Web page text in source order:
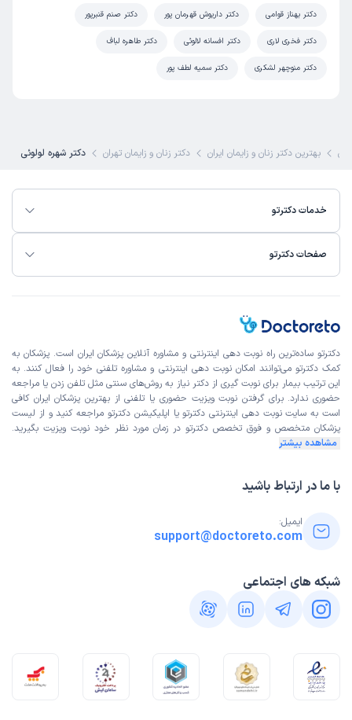
دکتر بهناز قوامی دکتر داریوش قهرمان پور دکتر صنم قنبرپور
دکتر فخری لاری دکتر افسانه لالوئی دکتر طاهره لباف
دکتر منوچهر لشکری دکتر سمیه لطف پور
بهترین دکتر زنان و زایمان ایران دکتر زنان و زایمان تهران دکتر شهره لولوئی
خدمات دکترتو
صفحات دکترتو
دکترتو ساده‌ترین راه نوبت‌ دهی اینترنتی و مشاوره آنلاین پزشکان ایران است. پزشکان به
کمک دکترتو می‌توانند امکان نوبت دهی اینترنتی و مشاوره تلفنی خود را فعال کنند. به
این ترتیب بیمار برای نوبت گیری از دکتر نیاز به روش‌های سنتی مثل تلفن زدن یا مراجعه
حضوری ندارد. برای گرفتن نوبت ویزیت حضوری یا تلفنی از بهترین پزشکان ایران کافی
است به سایت نوبت دهی اینترنتی دکترتو یا اپلیکیشن دکترتو مراجعه کنید و از لیست
پزشکان متخصص و فوق تخصص دکترتو در زمان مورد نظر خود نوبت ویزیت بگیرید.
مشاهده بیشتر
با ما در ارتباط باشید
ایمیل:
support@doctoreto.com
شبکه های اجتماعی